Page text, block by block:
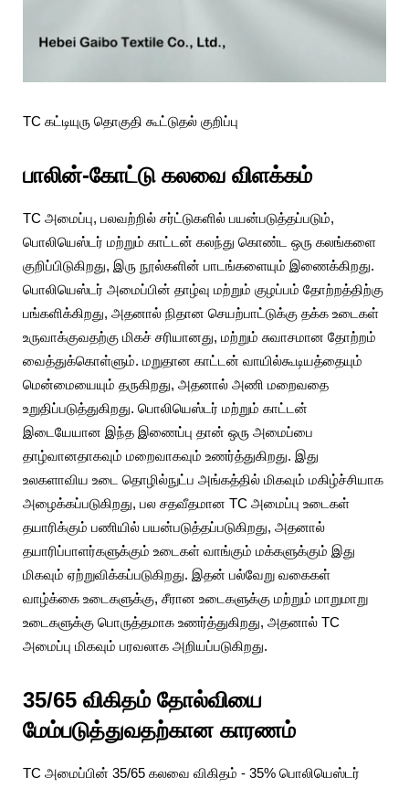
TC கட்டியுரு தொகுதி கூட்டுதல் குறிப்பு
பாலின்-கோட்டு கலவை விளக்கம்
TC அமைப்பு, பலவற்றில் சர்ட்டுகளில் பயன்படுத்தப்படும்,
பொலியெஸ்டர் மற்றும் காட்டன் கலந்து கொண்ட ஒரு கலங்களை
குறிப்பிடுகிறது, இரு நூல்களின் பாடங்களையும் இணைக்கிறது.
பொலியெஸ்டர் அமைப்பின் தாழ்வு மற்றும் குழப்பம் தோற்றத்திற்கு
பங்களிக்கிறது, அதனால் நிதான செயற்பாட்டுக்கு தக்க உடைகள்
உருவாக்குவதற்கு மிகச் சரியானது, மற்றும் சுவாசமான தோற்றம்
வைத்துக்கொள்ளும். மறுதான காட்டன் வாயில்கூடியத்தையும்
மென்மையையும் தருகிறது, அதனால் அணி மறைவதை
உறுதிப்படுத்துகிறது. பொலியெஸ்டர் மற்றும் காட்டன்
இடையேயான இந்த இணைப்பு தான் ஒரு அமைப்பை
தாழ்வானதாகவும் மறைவாகவும் உணர்த்துகிறது. இது
உலகளாவிய உடை தொழில்நுட்ப அங்கத்தில் மிகவும் மகிழ்ச்சியாக
அழைக்கப்படுகிறது, பல சதவீதமான TC அமைப்பு உடைகள்
தயாரிக்கும் பணியில் பயன்படுத்தப்படுகிறது, அதனால்
தயாரிப்பாளர்களுக்கும் உடைகள் வாங்கும் மக்களுக்கும் இது
மிகவும் ஏற்றுவிக்கப்படுகிறது. இதன் பல்வேறு வகைகள்
வாழ்க்கை உடைகளுக்கு, சீரான உடைகளுக்கு மற்றும் மாறுமாறு
உடைகளுக்கு பொருத்தமாக உணர்த்துகிறது, அதனால் TC
அமைப்பு மிகவும் பரவலாக அறியப்படுகிறது.
35/65 விகிதம் தோல்வியை
மேம்படுத்துவதற்கான காரணம்
TC அமைப்பின் 35/65 கலவை விகிதம் - 35% பொலியெஸ்டர்